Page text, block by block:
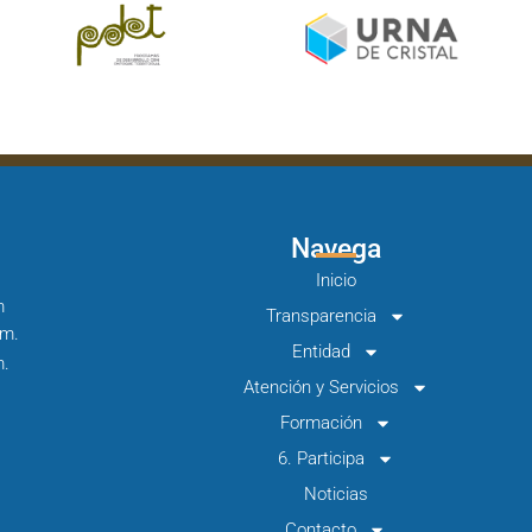
Navega
Inicio
Transparencia
Entidad
Atención y Servicios
Formación
6. Participa
Noticias